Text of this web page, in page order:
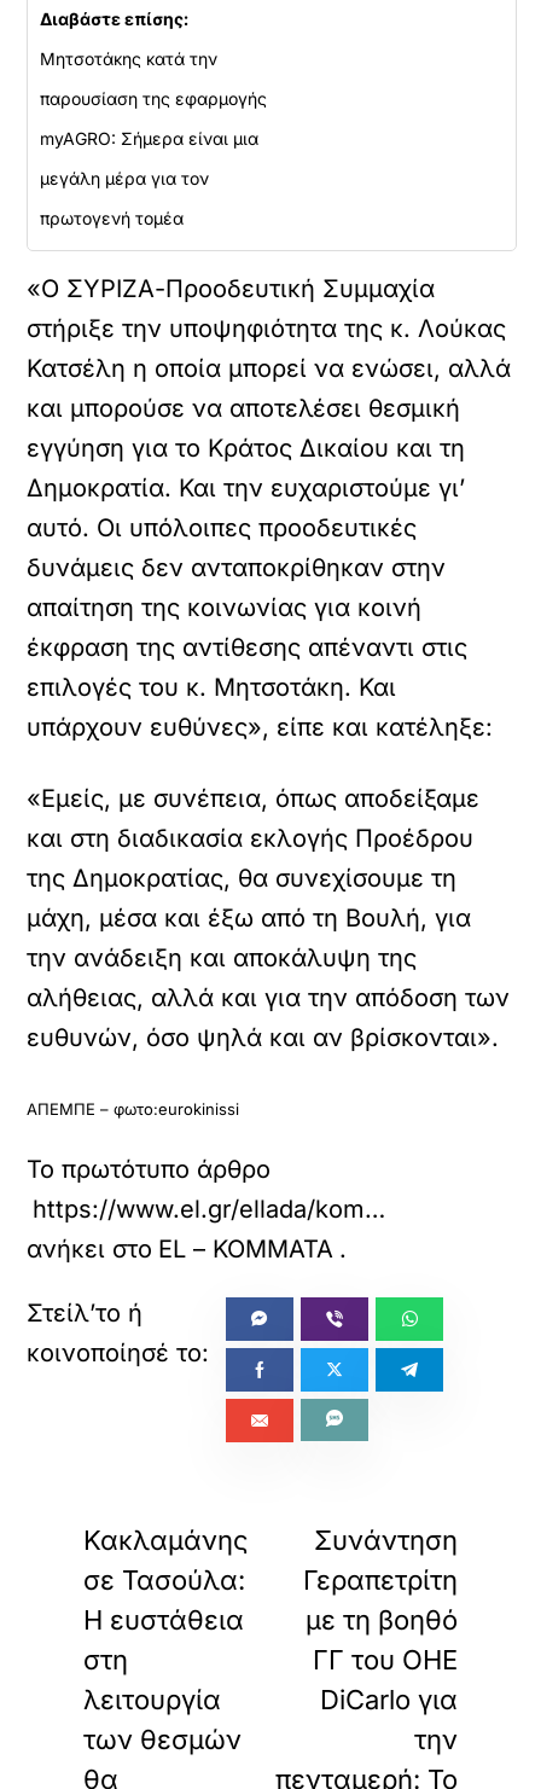
Διαβάστε επίσης:
Μητσοτάκης κατά την
παρουσίαση της εφαρμογής
myAGRO: Σήμερα είναι μια
μεγάλη μέρα για τον
πρωτογενή τομέα
«Ο ΣΥΡΙΖΑ-Προοδευτική Συμμαχία
στήριξε την υποψηφιότητα της κ. Λούκας
Κατσέλη η οποία μπορεί να ενώσει, αλλά
και μπορούσε να αποτελέσει θεσμική
εγγύηση για το Κράτος Δικαίου και τη
Δημοκρατία. Και την ευχαριστούμε γι’
αυτό. Οι υπόλοιπες προοδευτικές
δυνάμεις δεν ανταποκρίθηκαν στην
απαίτηση της κοινωνίας για κοινή
έκφραση της αντίθεσης απέναντι στις
επιλογές του κ. Μητσοτάκη. Και
υπάρχουν ευθύνες», είπε και κατέληξε:
«Εμείς, με συνέπεια, όπως αποδείξαμε
και στη διαδικασία εκλογής Προέδρου
της Δημοκρατίας, θα συνεχίσουμε τη
μάχη, μέσα και έξω από τη Βουλή, για
την ανάδειξη και αποκάλυψη της
αλήθειας, αλλά και για την απόδοση των
ευθυνών, όσο ψηλά και αν βρίσκονται».
ΑΠΕΜΠΕ – φωτο:eurokinissi
Το πρωτότυπο άρθρο
https://www.el.gr/ellada/kommata/eklogi-ptd-antidra-o-proedros-toy-syri/
ανήκει στο EL – ΚΟΜΜΑΤΑ .
Κακλαμάνης
σε Τασούλα:
Η ευστάθεια
στη
λειτουργία
των θεσμών
θα
Συνάντηση
Γεραπετρίτη
με τη βοηθό
ΓΓ του ΟΗΕ
DiCarlo για
την
πενταμερή: Το